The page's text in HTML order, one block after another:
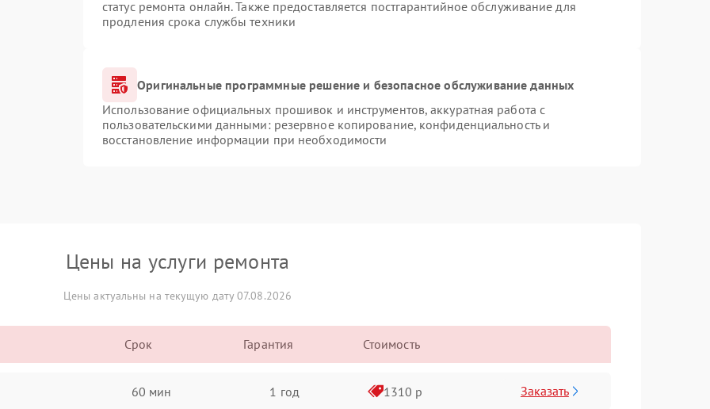
статус ремонта онлайн. Также предоставляется постгарантийное обслуживание для
продления срока службы техники
Оригинальные программные решение и безопасное обслуживание данных
Использование официальных прошивок и инструментов, аккуратная работа с
пользовательскими данными: резервное копирование, конфиденциальность и
восстановление информации при необходимости
Цены на услуги ремонта
Цены актуальны на текущую дату 07.08.2026
Срок Гарантия Стоимость
60 мин 1 год 1310 р Заказать